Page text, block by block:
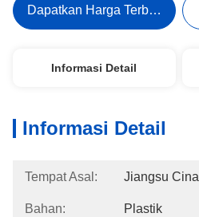
Dapatkan Harga Terbaik
Informasi Detail
Informasi Detail
Tempat Asal: Jiangsu Cina
Bahan: Plastik